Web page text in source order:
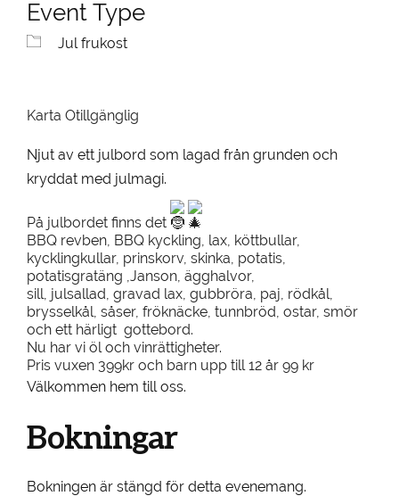
Event Type
Jul frukost
Karta Otillgänglig
Njut av ett julbord som lagad från grunden och
kryddat med julmagi.
På julbordet finns det
BBQ revben, BBQ kyckling, lax, köttbullar,
kycklingkullar, prinskorv, skinka, potatis,
potatisgratäng ,Janson, ägghalvor,
sill, julsallad, gravad lax, gubbröra, paj, rödkål,
brysselkål, såser, fröknäcke, tunnbröd, ostar, smör
och ett härligt gottebord.
Nu har vi öl och vinrättigheter.
Pris vuxen 399kr och barn upp till 12 år 99 kr
Välkommen hem till oss.
Bokningar
Bokningen är stängd för detta evenemang.